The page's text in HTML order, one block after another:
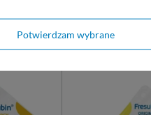
Potwierdzam wybrane